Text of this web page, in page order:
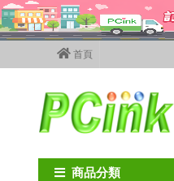
首頁
商品分類
Home 其他廠牌碳粉匣